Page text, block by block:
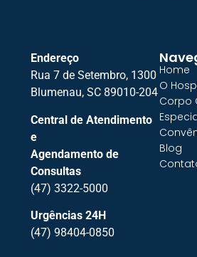
Endereço
Rua 7 de Setembro, 1300
Blumenau, SC 89010-204
Central de Atendimento
e
Agendamento de
Consultas
(47) 3322-5000
Urgências 24H
(47) 98404-0850
Home
O
Corpo
Blog